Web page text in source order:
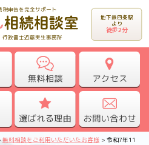
申告を完全サポート
政書士近藤実生事務所
地下鉄四条駅
より
徒歩2分
無料相談をご利用いただいたお客様 >令和7年11月